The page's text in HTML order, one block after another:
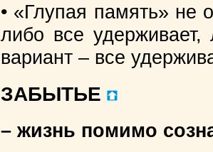
• «Глупая память» не
либо все
вариант – все
ЗАБЫТЬЕ
– жизнь помимо